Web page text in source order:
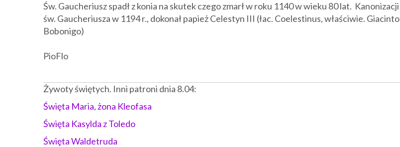
Św. Gaucheriusz spadł z konia na skutek czego zmarł w roku 1140 w wieku 80 lat. Kanonizacji
św. Gaucheriusza w 1194 r., dokonał papież Celestyn III (łac. Coelestinus, właściwie. Giacinto
Bobonigo)
PioFlo
Żywoty świętych. Inni patroni dnia 8.04:
Święta Maria, żona Kleofasa
Święta Kasylda z Toledo
Święta Waldetruda